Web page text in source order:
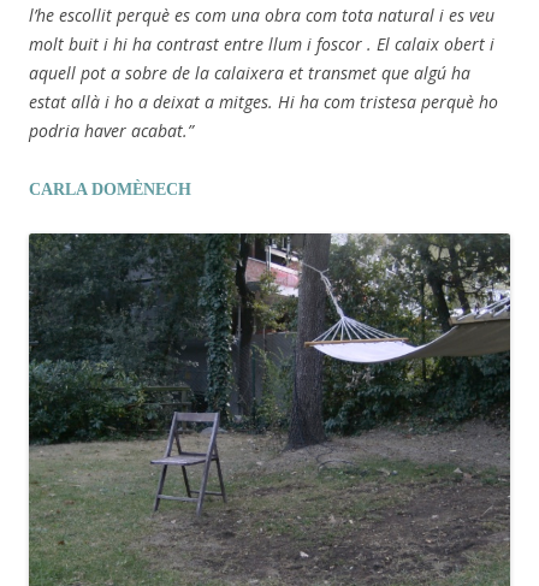
l’he escollit perquè es com una obra com tota natural i es veu
molt buit i hi ha contrast entre llum i foscor . El calaix obert i
aquell pot a sobre de la calaixera et transmet que algú ha
estat allà i ho a deixat a mitges. Hi ha com tristesa perquè ho
podria haver acabat.”
CARLA DOMÈNECH